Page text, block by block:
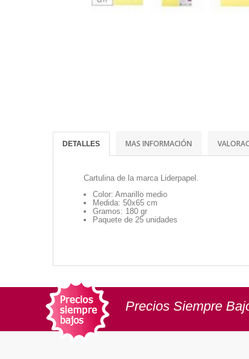
DETALLES MAS INFORMACIÓN
Cartulina de la marca Liderpapel.
Color: Amarillo medio
Medida: 50x65 cm
Gramos: 180 gr
Paquete de 25 unidades
Precios Siempre